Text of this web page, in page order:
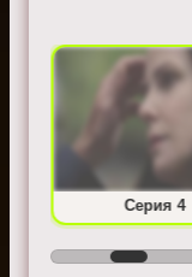
Серия 4